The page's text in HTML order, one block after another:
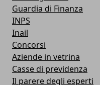
Guardia di Finanza
INPS
Inail
Concorsi
Aziende in vetrina
Casse di previdenza
Il parere degli esperti